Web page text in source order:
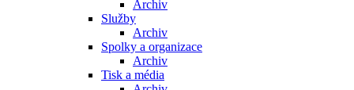
Archiv
Služby
Archiv
Spolky a organizace
Archiv
Tisk a média